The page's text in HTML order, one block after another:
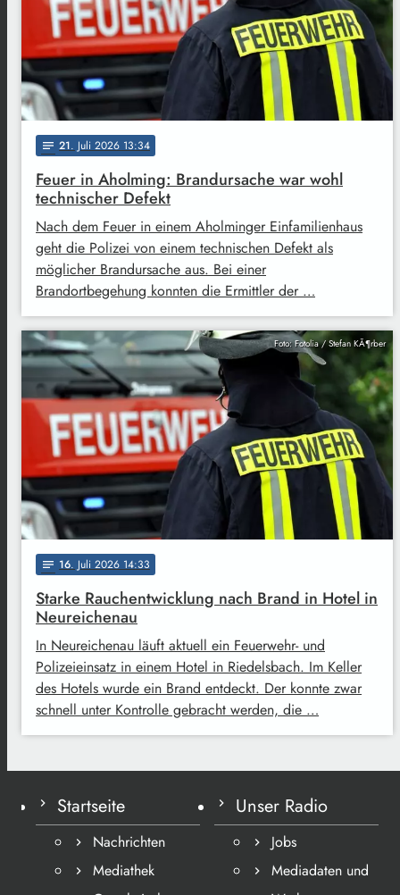
notes 21. Juli 2026 13:34
Feuer in Aholming: Brandursache war wohl
technischer Defekt
Nach dem Feuer in einem Aholminger Einfamilienhaus
geht die Polizei von einem technischen Defekt als
möglicher Brandursache aus. Bei einer
Brandortbegehung konnten die Ermittler der …
Foto: Fotolia / Stefan KÃ¶rber
notes 16. Juli 2026 14:33
Starke Rauchentwicklung nach Brand in Hotel in
Neureichenau
In Neureichenau läuft aktuell ein Feuerwehr- und
Polizeieinsatz in einem Hotel in Riedelsbach. Im Keller
des Hotels wurde ein Brand entdeckt. Der konnte zwar
schnell unter Kontrolle gebracht werden, die …
Startseite
Nachrichten
Mediathek
Unser Radio
Jobs
Mediadaten und